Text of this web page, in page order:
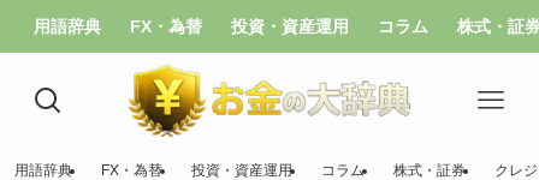
用語辞典 FX・為替 投資・資産運用 コラム 株式・証
用語辞典 FX・為替 投資・資産運用 コラム 株式・証券 クレ